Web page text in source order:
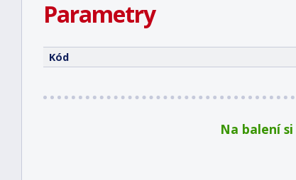
Parametry
Kód
Na balení